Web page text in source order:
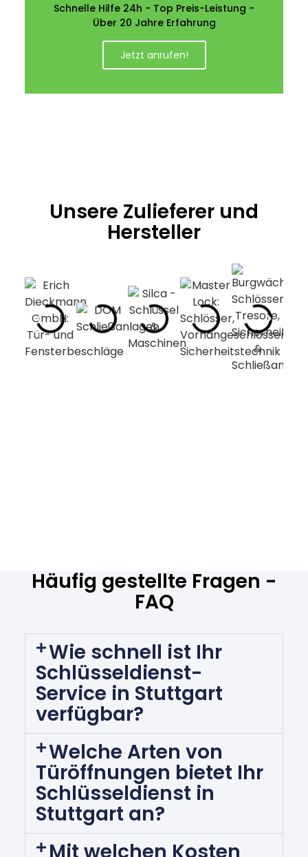
Schnelle Hilfe 24h - Top Preis-Leistung -
Über 20 Jahre Erfahrung
Jetzt anrufen!
Unsere Zulieferer und
Hersteller
Häufig gestellte Fragen -
FAQ
Wie schnell ist Ihr
Schlüsseldienst-
Service in Stuttgart
verfügbar?
Welche Arten von
Türöffnungen bietet Ihr
Schlüsseldienst in
Stuttgart an?
Mit welchen Kosten